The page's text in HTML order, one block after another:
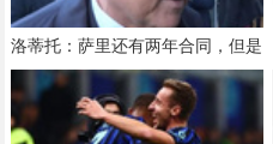
洛蒂托：萨里还有两年合同，但是
没有人是不可或缺的